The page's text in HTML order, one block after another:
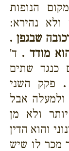
הנופות
ולא נהירא:
שבגפן .
מודד . ד'
כנגד שתים
. פקק השני
ולמעלה אבל
ולא מן
והוא הדין
מכר לו שיש